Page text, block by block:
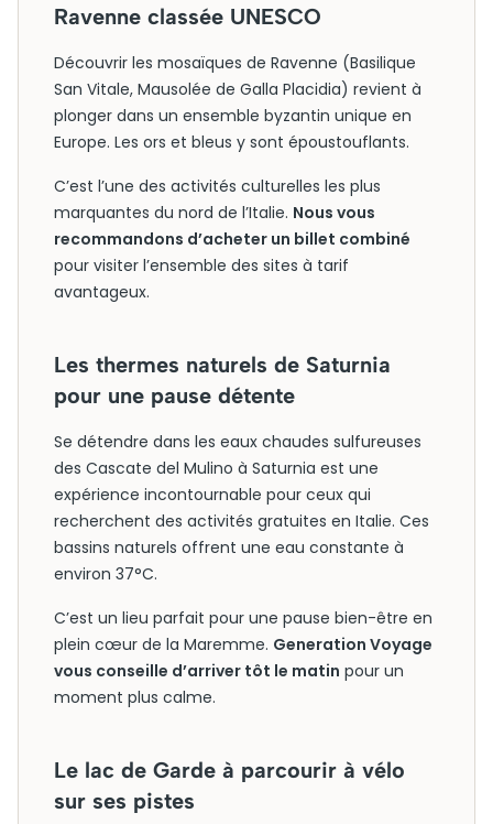
Ravenne classée UNESCO
Découvrir les mosaïques de Ravenne (Basilique
San Vitale, Mausolée de Galla Placidia) revient à
plonger dans un ensemble byzantin unique en
Europe. Les ors et bleus y sont époustouflants.
C’est l’une des activités culturelles les plus
marquantes du nord de l’Italie. Nous vous
recommandons d’acheter un billet combiné
pour visiter l’ensemble des sites à tarif
avantageux.
Les thermes naturels de Saturnia
pour une pause détente
Se détendre dans les eaux chaudes sulfureuses
des Cascate del Mulino à Saturnia est une
expérience incontournable pour ceux qui
recherchent des activités gratuites en Italie. Ces
bassins naturels offrent une eau constante à
environ 37°C.
C’est un lieu parfait pour une pause bien-être en
plein cœur de la Maremme. Generation Voyage
vous conseille d’arriver tôt le matin pour un
moment plus calme.
Le lac de Garde à parcourir à vélo
sur ses pistes